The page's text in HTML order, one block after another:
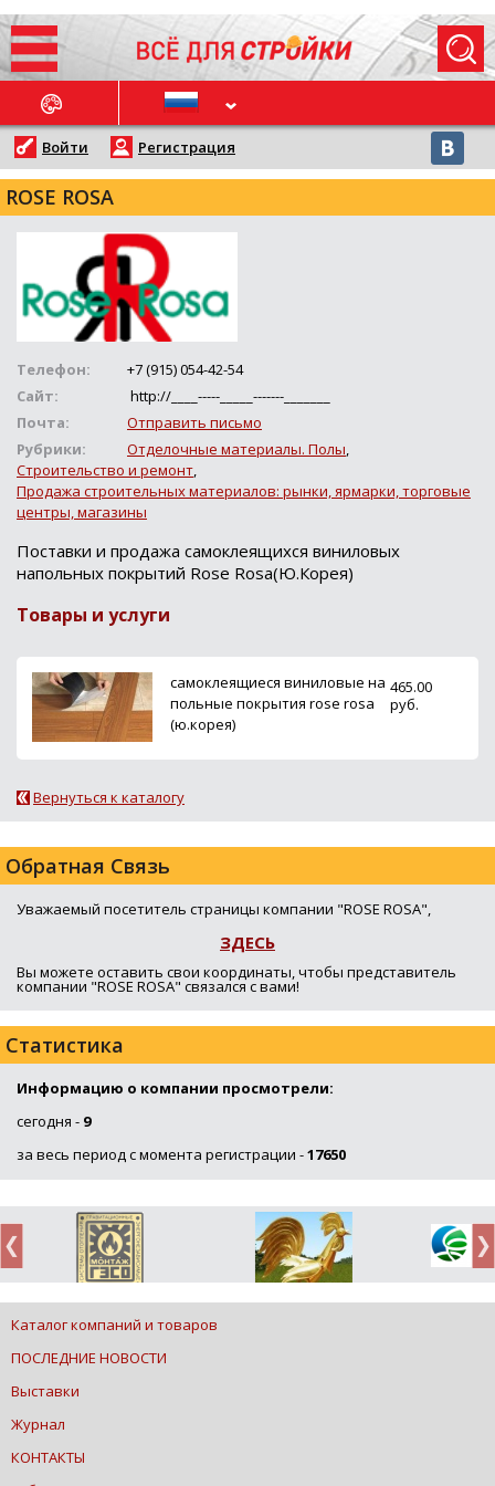
НОВОСТИ
Войти Регистрация
ROSE ROSA
Телефон:
+7 (915) 054-42-54
Сайт:
http://____-----_____-------_______
Почта:
Отправить письмо
Рубрики:
Отделочные материалы. Полы,
Строительство и ремонт,
Продажа строительных материалов: рынки, ярмарки, торговые
центры, магазины
Поставки и продажа самоклеящихся виниловых
напольных покрытий Rose Rosa(Ю.Корея)
Товары и услуги
самоклеящиеся виниловые на
польные покрытия rose rosa
(ю.корея)
465.00
руб.
Вернуться к каталогу
Обратная Связь
Уважаемый посетитель страницы компании "ROSE ROSA",
ЗДЕСЬ
Вы можете оставить свои координаты, чтобы представитель
компании "ROSE ROSA" связался с вами!
Статистика
Информацию о компании просмотрели:
сегодня - 9
за весь период с момента регистрации -17650
Каталог компаний и товаров
ПОСЛЕДНИЕ НОВОСТИ
Выставки
Журнал
КОНТАКТЫ